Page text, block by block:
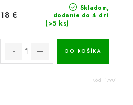
Skladom,
dodanie do 4 dní
(>5 ks)
18 €
DO KOŠÍKA
Kód: 17901